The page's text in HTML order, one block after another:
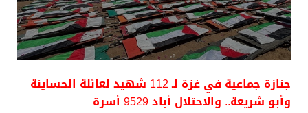
جنازة جماعية في غزة لـ 112 شهيد لعائلة الحساينة
وأبو شريعة.. والاحتلال أباد 9529 أسرة